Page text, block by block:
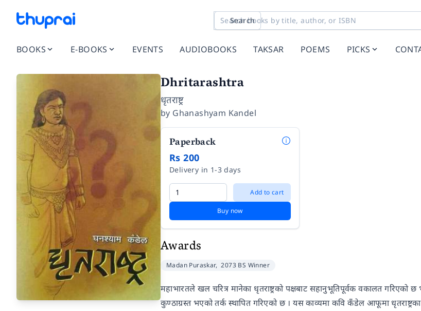
Search
BOOKS E-BOOKS EVENTS AUDIOBOOKS TAKSAR POEMS PICKS
Dhritarashtra
धृतराष्ट्र
by Ghanashyam Kandel
Paperback
Rs 200
Delivery in 1-3 days
Add to cart
Buy now
Awards
Madan Puraskar, 2073 BS Winner
महाभारतले खल चरित्र मानेका धृतराष्ट्रको पक्षबाट सहानुभूतिपूर्वक वकालत गरिएको
कुण्ठाग्रस्त भएको तर्क स्थापित गरिएको छ । यस काव्यमा कवि कँडेल आफूमा